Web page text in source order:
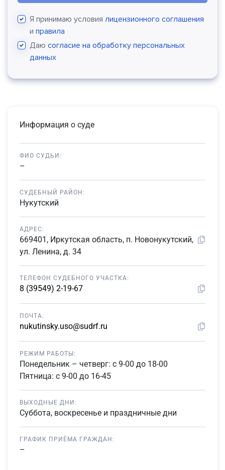
Я принимаю условия лицензионного соглашения
и правила
Даю согласие на обработку персональных
данных
Информация о суде
ФИО СУДЬИ:
–
СУДЕБНЫЙ РАЙОН:
Нукутский
АДРЕС:
669401, Иркутская область, п. Новонукутский,
ул. Ленина, д. 34
ТЕЛЕФОН СУДЕБНОГО УЧАСТКА:
8 (39549) 2-19-67
ПОЧТА:
nukutinsky.uso@sudrf.ru
РЕЖИМ РАБОТЫ:
Понедельник – четверг: с 9-00 до 18-00
Пятница: с 9-00 до 16-45
ВЫХОДНЫЕ ДНИ:
Суббота, воскресенье и праздничные дни
ГРАФИК ПРИЁМА ГРАЖДАН:
–